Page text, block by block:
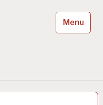
Menu